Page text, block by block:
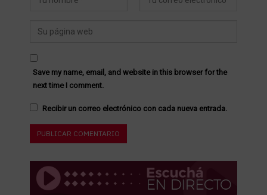
Save my name, email, and website in this browser for the
next time I comment.
Recibir un correo electrónico con cada nueva entrada.